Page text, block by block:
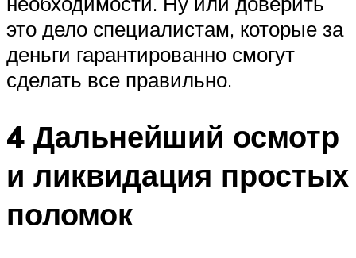
это дело специалистам, которые за
деньги гарантированно смогут
сделать все правильно.
4 Дальнейший осмотр
и ликвидация простых
поломок